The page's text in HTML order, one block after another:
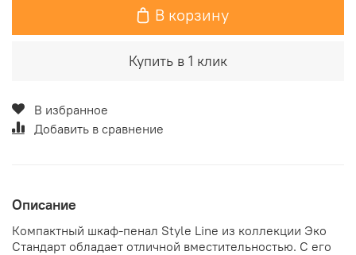
В корзину
Купить в 1 клик
В избранное
Добавить в сравнение
Описание
Компактный шкаф-пенал Style Line из коллекции Эко
Стандарт обладает отличной вместительностью. С его